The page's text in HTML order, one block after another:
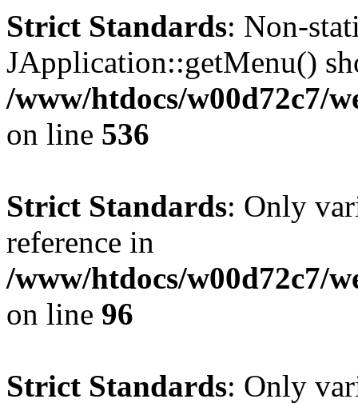
Strict Standards: Non-
JApplication::getMenu()
/www/htdocs/w00d72c7/
on line 536
Strict Standards: Only
reference in
/www/htdocs/w00d72c7/
on line 96
Strict Standards: Only